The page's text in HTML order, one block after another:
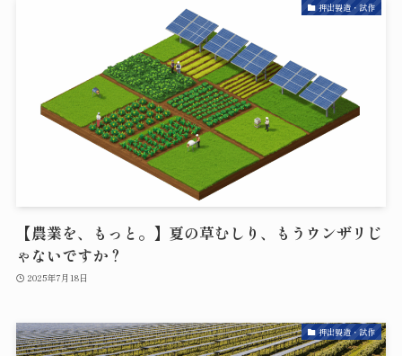
押出製造・試作
【農業を、もっと。】夏の草むしり、もうウンザリじ
ゃないですか？
2025年7月18日
押出製造・試作